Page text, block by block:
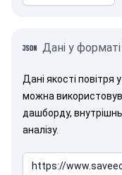
Дані у
Дані якості повітря
можна
дашборду,
аналізу.